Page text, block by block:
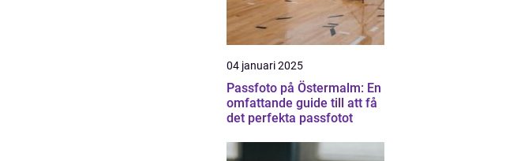
04 januari 2025
Passfoto på Östermalm: En
omfattande guide till att få
det perfekta passfotot